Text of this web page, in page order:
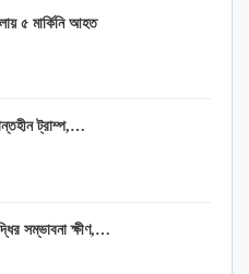
৫ মার্কিনি আহত
ট্রাম্প,…
সম্ভাবনা ক্ষীণ,…